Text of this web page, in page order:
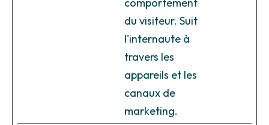
comportement
du visiteur. Suit
l'internaute à
travers les
appareils et les
canaux de
marketing.